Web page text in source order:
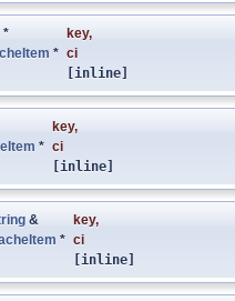
* key,
* ci
[inline]
key,
* ci
[inline]
& key,
* ci
[inline]